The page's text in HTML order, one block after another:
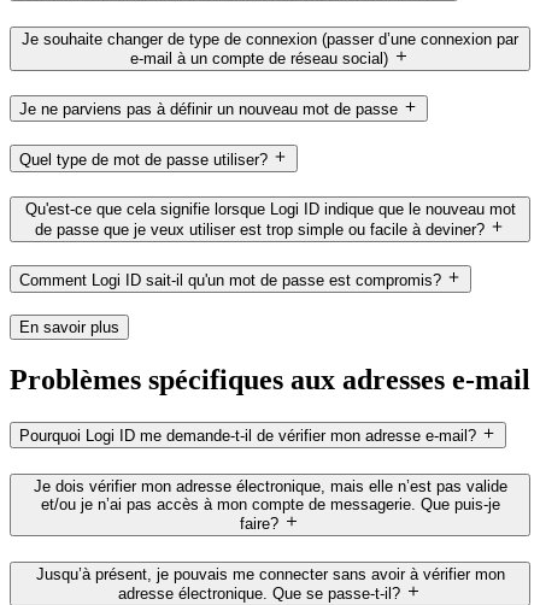
Je souhaite changer de type de connexion (passer d’une connexion par
e-mail à un compte de réseau social)
Je ne parviens pas à définir un nouveau mot de passe
Quel type de mot de passe utiliser?
Qu'est-ce que cela signifie lorsque Logi ID indique que le nouveau mot
de passe que je veux utiliser est trop simple ou facile à deviner?
Comment Logi ID sait-il qu'un mot de passe est compromis?
En savoir plus
Problèmes spécifiques aux adresses e-mail
Pourquoi Logi ID me demande-t-il de vérifier mon adresse e-mail?
Je dois vérifier mon adresse électronique, mais elle n’est pas valide
et/ou je n’ai pas accès à mon compte de messagerie. Que puis-je
faire?
Jusqu’à présent, je pouvais me connecter sans avoir à vérifier mon
adresse électronique. Que se passe-t-il?